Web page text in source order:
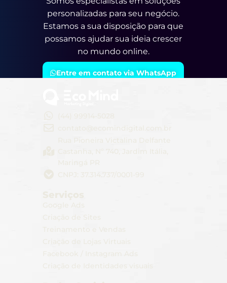
personalizadas para seu negócio.
Estamos a sua disposição para que
possamos ajudar sua ideia crescer
no mundo online.
Entre em contato via WhatsApp